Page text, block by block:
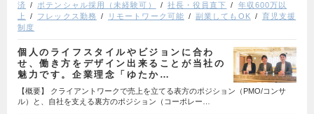
済
ポテンシャル採用（未経験可） 社長・役員直下
年収600万以
上
フレックス勤務 リモートワーク可能 副業してもOK
育児支援
制度
個人のライフスタイルやビジョンに合わ
せ、働き方をデザイン出来ることが当社の
魅力です。企業理念「ゆたか…
【概要】 クライアントワークで売上を立てる表方のポジション（PMO/コンサ
ル）と、自社を支える裏方のポジション（コーポレー…